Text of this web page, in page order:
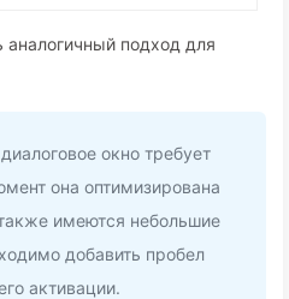
подход для
окно требует
она оптимизирована
имеются небольшие
добавить пробел
активации.